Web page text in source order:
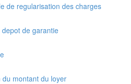
de regularisation des charges
de garantie
du montant du loyer